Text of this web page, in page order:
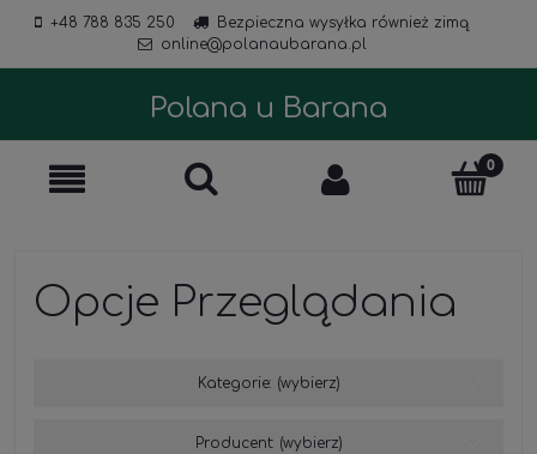
+48 788 835 250
Bezpieczna wysyłka również zimą
online@polanaubarana.pl
Polana u Barana
Opcje Przeglądania
Kategorie: (wybierz)
Producent: (wybierz)